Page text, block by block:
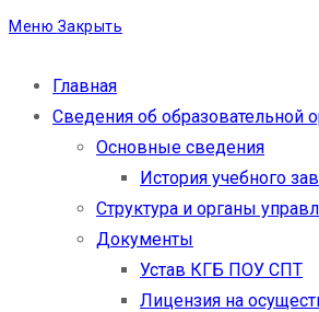
Меню Закрыть
Главная
Сведения об образовательной
Основные сведения
История учебного
Структура и органы
Документы
Устав КГБ ПОУ СПТ
Лицензия на